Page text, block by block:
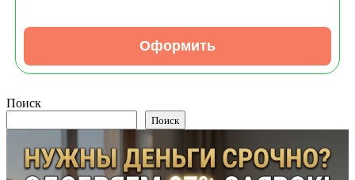
Оформить
Поиск
Поиск